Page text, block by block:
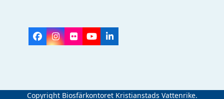
Facebook
Instagram
FlickrYouTubeLinkedIn
Copyright Biosfärkontoret Kristianstads Vattenrike.